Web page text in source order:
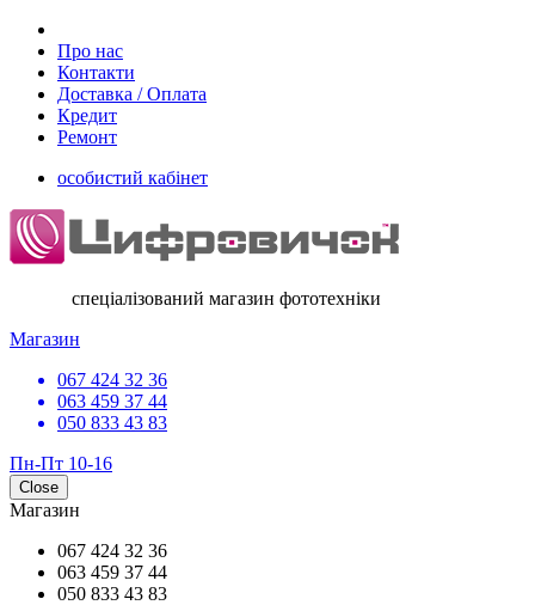
Про нас
Контакти
Доставка / Оплата
Кредит
Ремонт
особистий кабінет
спеціалізований магазин фототехніки
Магазин
067 424 32 36
063 459 37 44
050 833 43 83
Пн-Пт 10-16
Close
Магазин
067 424 32 36
063 459 37 44
050 833 43 83